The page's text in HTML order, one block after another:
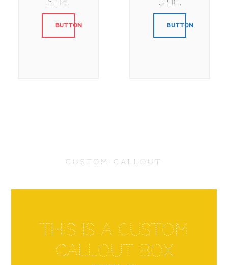
BUTTON BUTTON
CUSTOM CALLOUT
This is a custom
Callout Box